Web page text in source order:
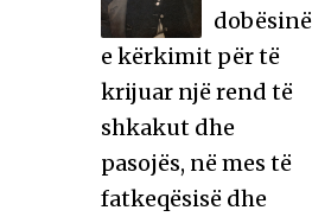
dobësinë
e kërkimit për të
krijuar një rend të
shkakut dhe
pasojës, në mes të
fatkeqësisë dhe